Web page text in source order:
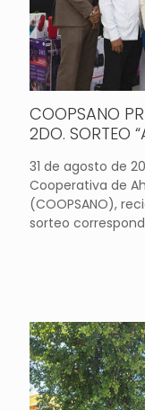
COOPSANO
2DO. SORTEO
31 de agosto de
Cooperativa de
(COOPSANO),
sorteo